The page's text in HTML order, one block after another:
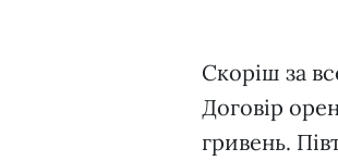
Скоріш за
Договір
гривень.